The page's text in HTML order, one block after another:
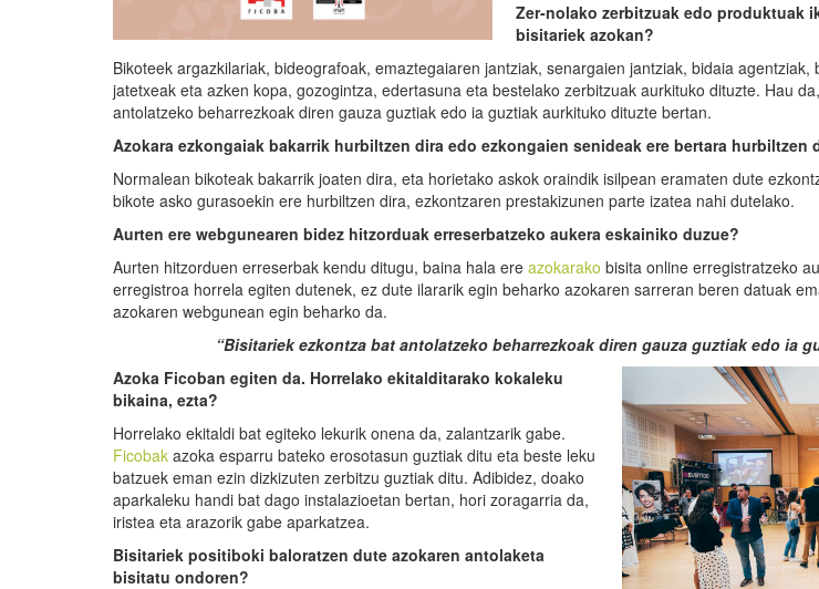
Zer-nolako zerbitzuak edo produktuak
bisitariek azokan?
Bikoteek argazkilariak, bideografoak, emaztegaiaren jantziak, senargaien jantziak, bidaia
jatetxeak eta azken kopa, gozogintza, edertasuna eta bestelako zerbitzuak aurkituko dituzte. Hau
antolatzeko beharrezkoak diren gauza guztiak edo ia guztiak aurkituko dituzte bertan.
Azokara ezkongaiak bakarrik hurbiltzen dira edo ezkongaien senideak ere bertara hurbiltzen
Normalean bikoteak bakarrik joaten dira, eta horietako askok oraindik isilpean eramaten dute
bikote asko gurasoekin ere hurbiltzen dira, ezkontzaren prestakizunen parte izatea nahi dutelako.
Aurten ere webgunearen bidez hitzorduak erreserbatzeko aukera eskainiko duzue?
Aurten hitzorduen erreserbak kendu ditugu, baina hala ere azokarako bisita online erregistratzeko
erregistroa horrela egiten dutenek, ez dute ilararik egin beharko azokaren sarreran beren datuak
azokaren webgunean egin beharko da.
“Bisitariek ezkontza bat antolatzeko beharrezkoak diren gauza guztiak edo ia
Azoka Ficoban egiten da. Horrelako ekitalditarako kokaleku
bikaina, ezta?
Horrelako ekitaldi bat egiteko lekurik onena da, zalantzarik gabe.
Ficobak azoka esparru bateko erosotasun guztiak ditu eta beste leku
batzuek eman ezin dizkizuten zerbitzu guztiak ditu. Adibidez, doako
aparkaleku handi bat dago instalazioetan bertan, hori zoragarria da,
iristea eta arazorik gabe aparkatzea.
Bisitariek positiboki baloratzen dute azokaren antolaketa
bisitatu ondoren?